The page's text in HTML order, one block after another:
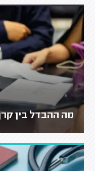
מה ההבדל בין